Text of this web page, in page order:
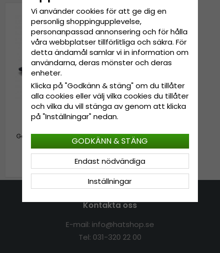
Gårda Balmerino Newsboy
Kontakta oss
E-mail: info@hatshop.se
Tel: 031-320 22 00
Vi använder cookies för att ge dig en
personlig shoppingupplevelse,
personanpassad annonsering och för hålla
våra webbplatser tillförlitliga och säkra. För
detta ändamål samlar vi in information om
användarna, deras mönster och deras
enheter.
Klicka på "Godkänn & stäng" om du tillåter
alla cookies eller välj vilka cookies du tillåter
och vilka du vill stänga av genom att klicka
på "Inställningar" nedan.
Inställningar
Endast nödvändiga
GODKÄNN & STÄNG